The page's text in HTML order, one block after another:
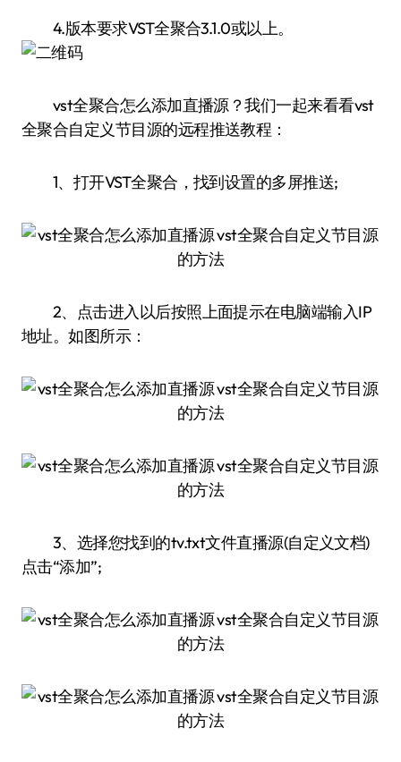
4.版本要求VST全聚合3.1.0或以上。
vst全聚合怎么添加直播源？我们一起来看看vst
全聚合自定义节目源的远程推送教程：
1、打开VST全聚合，找到设置的多屏推送;
2、点击进入以后按照上面提示在电脑端输入IP
地址。如图所示：
3、选择您找到的tv.txt文件直播源(自定义文档)
点击“添加”;